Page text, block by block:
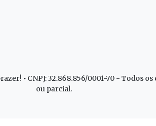
• CNPJ: 32.868.856/0001-70 - Todos
ou parcial.